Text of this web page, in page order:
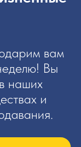
вам
Вы
наших
и